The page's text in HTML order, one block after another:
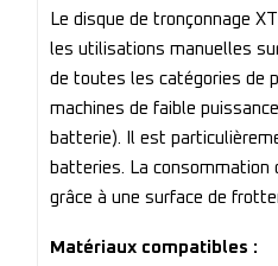
Le disque de tronçonnage
les utilisations manuelles
de toutes les catégories de
machines de faible
batterie). Il est
batteries. La consommation
grâce à une surface de
Matériaux compatibles :